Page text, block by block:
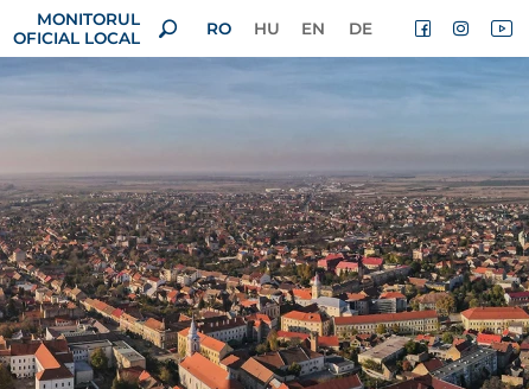
MONITORUL
OFICIAL LOCAL
RO HU EN DE